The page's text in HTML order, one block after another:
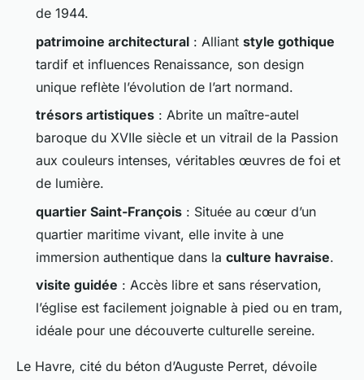
de 1944.
patrimoine architectural : Alliant style gothique
tardif et influences Renaissance, son design
unique reflète l’évolution de l’art normand.
trésors artistiques : Abrite un maître-autel
baroque du XVIIe siècle et un vitrail de la Passion
aux couleurs intenses, véritables œuvres de foi et
de lumière.
quartier Saint-François : Située au cœur d’un
quartier maritime vivant, elle invite à une
immersion authentique dans la culture havraise.
visite guidée : Accès libre et sans réservation,
l’église est facilement joignable à pied ou en tram,
idéale pour une découverte culturelle sereine.
Le Havre, cité du béton d’Auguste Perret, dévoile